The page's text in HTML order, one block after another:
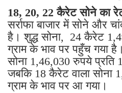
18, 20, 22 कैरेट सोने का
सर्राफा बाजार में सोने और
है। शुद्ध सोना, 24 कैरेट
ग्राम के भाव पर पहुँच गया
सोना 1,46,030 रुपये प्रति
जबकि 18 कैरेट वाला सोना
ग्राम के भाव पर आ गया।